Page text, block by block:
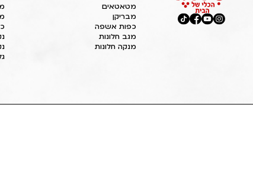
מטאטאים
מבריקן
כפות אשפה
מגב חלונות
מנקה חלונות